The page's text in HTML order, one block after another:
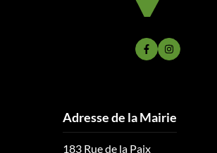
Lien vers le
Lien vers
Adresse de la Mairie
183 Rue de la Paix